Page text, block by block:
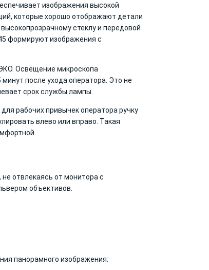
изображения высокой
которые хорошо отображают детали
стеклу и передовой
формируют изображения с
Освещение микроскопа
после ухода оператора. Это не
срок службы лампы.
рабочих привычек оператора ручку
влево или вправо. Такая
отвлекаясь от монитора с
объективов.
панорамного изображения: